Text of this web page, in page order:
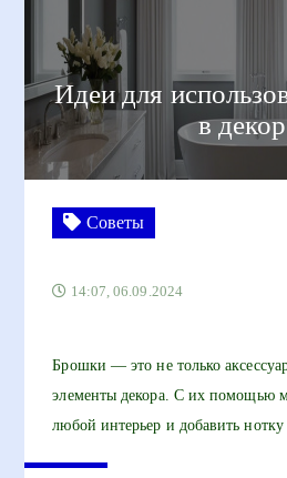
Идеи для
в
Советы
14:07, 06.09.2024
Брошки — это не только
элементы декора. С их помощью
любой интерьер и добавить